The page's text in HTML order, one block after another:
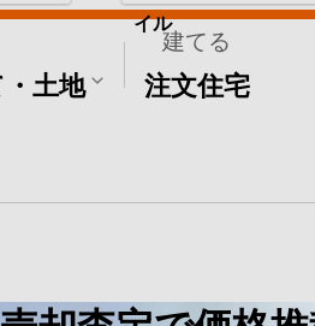
土地
建てる
注文住宅
イル